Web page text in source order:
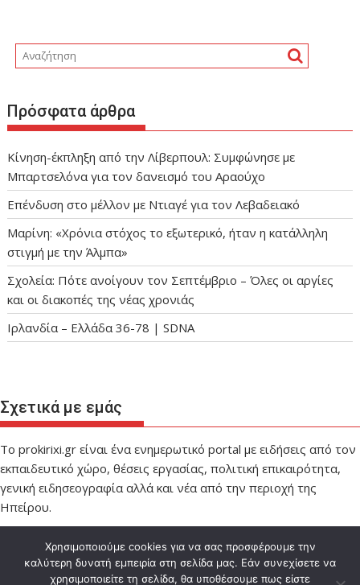
Πρόσφατα άρθρα
Κίνηση-έκπληξη από την Λίβερπουλ: Συμφώνησε με
Μπαρτσελόνα για τον δανεισμό του Αραούχο
Eπένδυση στο μέλλον με Ντιαγέ για τον Λεβαδειακό
Μαρίνη: «Χρόνια στόχος το εξωτερικό, ήταν η κατάλληλη
στιγμή με την Άλμπα»
Σχολεία: Πότε ανοίγουν τον Σεπτέμβριο – Όλες οι αργίες
και οι διακοπές της νέας χρονιάς
Ιρλανδία – Ελλάδα 36-78 | SDNA
Σχετικά με εμάς
Το prokirixi.gr είναι ένα ενημερωτικό portal με ειδήσεις από τον
εκπαιδευτικό χώρο, θέσεις εργασίας, πολιτική επικαιρότητα,
γενική ειδησεογραφία αλλά και νέα από την περιοχή της
Ηπείρου.
Χρησιμοποιούμε cookies για να σας προσφέρουμε την
καλύτερη δυνατή εμπειρία στη σελίδα μας. Εάν συνεχίσετε να
χρησιμοποιείτε τη σελίδα, θα υποθέσουμε πως είστε